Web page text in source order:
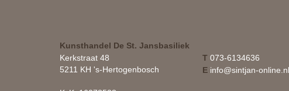
Kunsthandel De St. Jansbasiliek
Kerkstraat 48
5211 KH 's-Hertogenbosch
T073-6134636
E info@sintjan-online.nl